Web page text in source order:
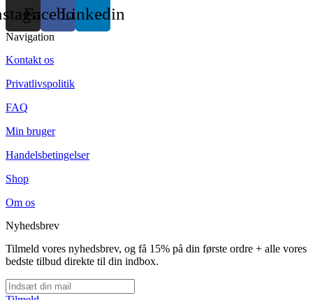
FacebookLinkedin
Navigation
Kontakt os
Privatlivspolitik
FAQ
Min bruger
Handelsbetingelser
Shop
Om os
Nyhedsbrev
Tilmeld vores nyhedsbrev, og få 15% på din første ordre + alle vores
bedste tilbud direkte til din indbox.